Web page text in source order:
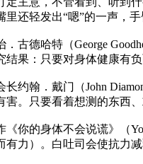
还轻发出“嗯”的一声，手
．古德哈特（George
果：只要对身体健康有
长约翰．戴门（John
。只要看着想测的东西
你的身体不会说谎》（
有力）。白吐司会使抗力